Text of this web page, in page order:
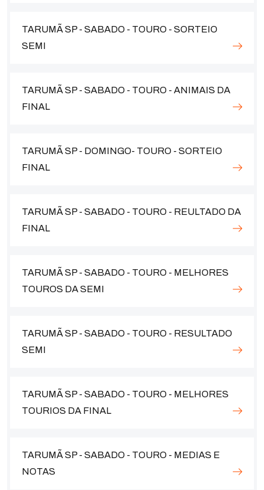
TARUMÃ SP - SABADO - TOURO - SORTEIO
SEMI
TARUMÃ SP - SABADO - TOURO - ANIMAIS DA
FINAL
TARUMÃ SP - DOMINGO- TOURO - SORTEIO
FINAL
TARUMÃ SP - SABADO - TOURO - REULTADO DA
FINAL
TARUMÃ SP - SABADO - TOURO - MELHORES
TOUROS DA SEMI
TARUMÃ SP - SABADO - TOURO - RESULTADO
SEMI
TARUMÃ SP - SABADO - TOURO - MELHORES
TOURIOS DA FINAL
TARUMÃ SP - SABADO - TOURO - MEDIAS E
NOTAS